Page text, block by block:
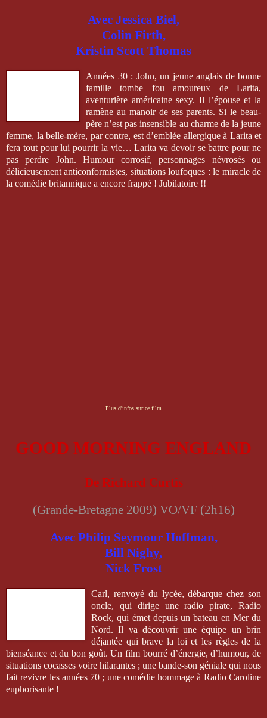
Avec Jessica Biel,
Colin Firth,
Kristin Scott Thomas
Années 30 : John, un jeune anglais de bonne
famille tombe fou amoureux de Larita,
aventurière américaine sexy. Il l’épouse et la
ramène au manoir de ses parents. Si le beau-
père n’est pas insensible au charme de la jeune
femme, la belle-mère, par contre, est d’emblée allergique à Larita et
fera tout pour lui pourrir la vie… Larita va devoir se battre pour ne
pas perdre John. Humour corrosif, personnages névrosés ou
délicieusement anticonformistes, situations loufoques : le miracle de
la comédie britannique a encore frappé ! Jubilatoire !!
Plus d'infos sur ce film
GOOD MORNING ENGLAND
De Richard Curtis
(Grande-Bretagne 2009) VO/VF (2h16)
Avec Philip Seymour Hoffman,
Bill Nighy,
Nick Frost
Carl, renvoyé du lycée, débarque chez son
oncle, qui dirige une radio pirate, Radio
Rock, qui émet depuis un bateau en Mer du
Nord. Il va découvrir une équipe un brin
déjantée qui brave la loi et les règles de la
bienséance et du bon goût. Un film bourré d’énergie, d’humour, de
situations cocasses voire hilarantes ; une bande-son géniale qui nous
fait revivre les années 70 ; une comédie hommage à Radio Caroline
euphorisante !